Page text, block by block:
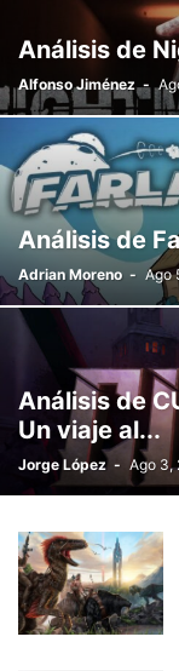
Análisis de
Alfonso Jiménez -
Análisis de
Adrian Moreno - Ago
Análisis de
Un viaje al...
Jorge López - Ago 3,